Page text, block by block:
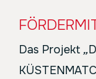
Das Projekt „